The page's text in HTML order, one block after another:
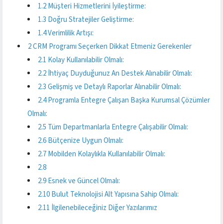
1.2Müşteri Hizmetlerini İyileştirme:
1.3 Doğru Stratejiler Geliştirme:
1.4Verimlilik Artışı:
2CRM Programı Seçerken Dikkat Etmeniz Gerekenler
2.1 Kolay Kullanılabilir Olmalı:
2.2İhtiyaç Duyduğunuz An Destek Alınabilir Olmalı:
2.3Gelişmiş ve Detaylı Raporlar Alınabilir Olmalı:
2.4Programla Entegre Çalışan Başka Kurumsal Çözümler
Olmalı:
2.5 Tüm Departmanlarla Entegre Çalışabilir Olmalı:
2.6Bütçenize Uygun Olmalı:
2.7Mobilden Kolaylıkla Kullanılabilir Olmalı:
2.8
2.9Esnek ve Güncel Olmalı:
2.10Bulut Teknolojisi Alt Yapısına Sahip Olmalı:
2.11 İlgilenebileceğiniz Diğer Yazılarımız